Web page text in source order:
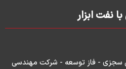
نفت ابزار
- فاز توسعه - شرکت مهندسی